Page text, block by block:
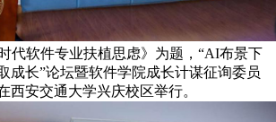
代软件专业扶植思虑》为题，“AI布景下
成长”论坛暨软件学院成长计谋征询委员
西安交通大学兴庆校区举行。